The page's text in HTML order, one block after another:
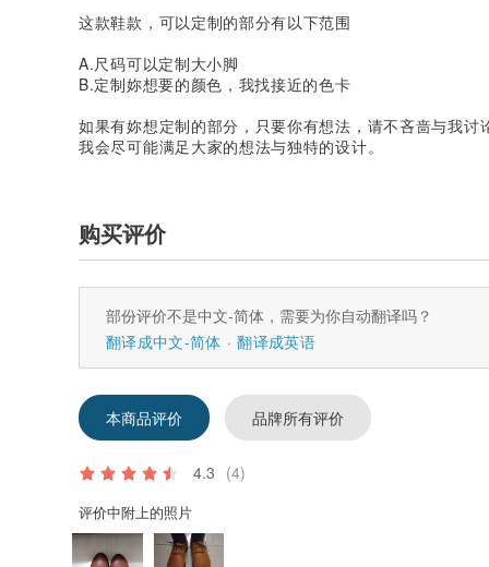
这款鞋款，可以定制的部分有以下范围
A.尺码可以定制大小脚
B.定制妳想要的颜色，我找接近的色卡
如果有妳想定制的部分，只要你有想法，请不吝啬与我讨
我会尽可能满足大家的想法与独特的设计。
购买评价
部份评价不是中文-简体，需要为你自动翻译吗？
翻译成中文-简体
翻译成英语
本商品评价 品牌所有评价
4.3 (4)
评价中附上的照片